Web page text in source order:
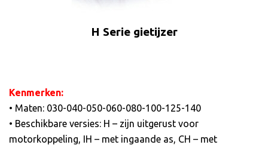
H Serie gietijzer
Kenmerken:
• Maten: 030-040-050-060-080-100-125-140
• Beschikbare versies: H – zijn uitgerust voor
motorkoppeling, IH – met ingaande as, CH – met